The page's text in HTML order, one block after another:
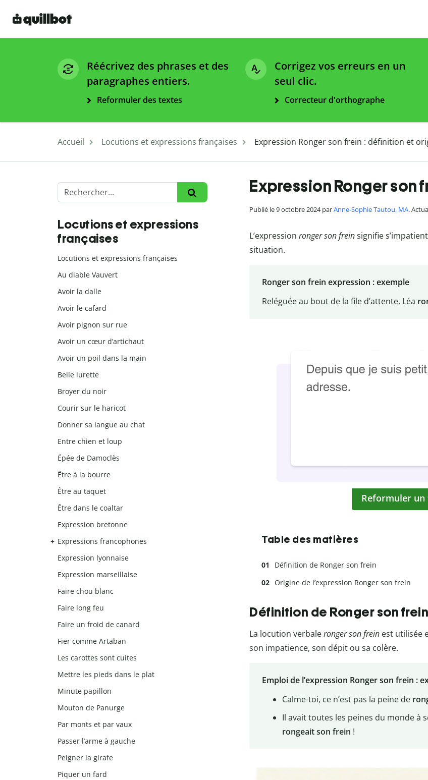
Réécrivez des phrases et des
paragraphes entiers.
Reformuler des textes
Corrigez vos erreurs en un
seul clic.
Correcteur d'orthographe
Accueil Locutions et expressions françaises Expression Ronger son frein : définition et
Expression Ronger son
Publié le 9 octobre 2024 parAnne-Sophie Tautou, MA.
L’expression ronger son freinsignifie
situation.
Ronger son frein expression : exemple
Reléguée au bout de la file d’attente, Léa
Reformuler
Table des matières
Définition de Ronger son frein
Origine de l’expression Ronger son frein
Définition de Ronger son frein
La locution verbaleronger son frein est utilisée
son impatience, son dépit ou sa colère.
Emploi de l’expression Ronger son frein :
Calme-toi, ce n’est pas la peine de
Il avait toutes les peines du monde à
rongeait son frein !
Locutions et expressions
françaises
Locutions et expressions françaises
Au diable Vauvert
Avoir la dalle
Avoir le cafard
Avoir pignon sur rue
Avoir un cœur d’artichaut
Avoir un poil dans la main
Belle lurette
Broyer du noir
Courir sur le haricot
Donner sa langue au chat
Entre chien et loup
Épée de Damoclès
Être à la bourre
Être au taquet
Être dans le coaltar
Expression bretonne
Expressions francophones
Expression lyonnaise
Expression marseillaise
Faire chou blanc
Faire long feu
Faire un froid de canard
Fier comme Artaban
Les carottes sont cuites
Mettre les pieds dans le plat
Minute papillon
Mouton de Panurge
Par monts et par vaux
Passer l’arme à gauche
Peigner la girafe
Piquer un fard